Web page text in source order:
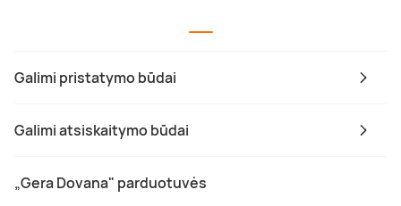
Galimi pristatymo būdai
Galimi atsiskaitymo būdai
„Gera Dovana" parduotuvės